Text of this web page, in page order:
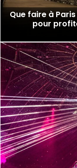
Que faire à
pour